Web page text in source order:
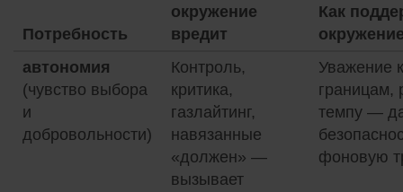
Потребность
окружение
вредит
Как
автономия
(чувство выбора
и
добровольности)
Контроль,
критика,
газлайтинг,
навязанные
«должен» —
вызывает
Уважение
границам,
темпу —
фоновую